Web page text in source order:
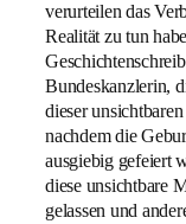
verurteilen das
Realität zu tun
Bundeskanzlerin,
dieser
nachdem die
ausgiebig gefeiert
diese unsichtbare
gelassen und